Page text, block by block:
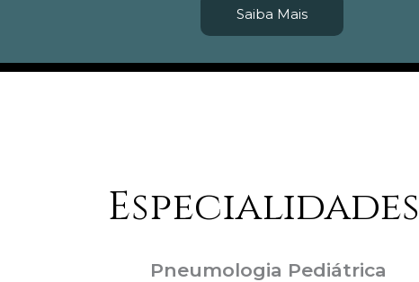
Saiba Mais
Especialidades
Pneumologia Pediátrica